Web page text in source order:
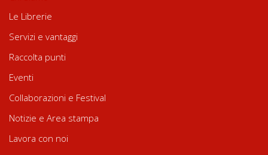
Le Librerie
Servizi e vantaggi
Raccolta punti
Eventi
Collaborazioni e Festival
Notizie e Area stampa
Lavora con noi